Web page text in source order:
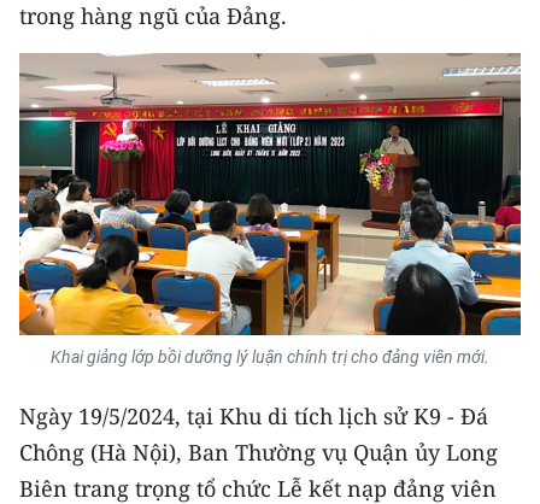
trong hàng ngũ của Đảng.
Khai giảng lớp bồi dưỡng lý luận chính trị cho đảng viên mới.
Ngày 19/5/2024, tại Khu di tích lịch sử K9 - Đá
Chông (Hà Nội), Ban Thường vụ Quận ủy Long
Biên trang trọng tổ chức Lễ kết nạp đảng viên